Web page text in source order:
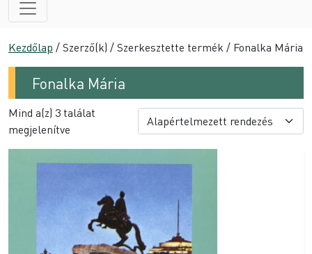
Kezdőlap / Szerző(k) / Szerkesztette termék / Fonalka Mária
Fonalka Mária
Mind a(z) 3 találat
megjelenítve